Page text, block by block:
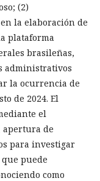
(2)
la elaboración de
plataforma
brasileñas,
administrativos
la ocurrencia de
de 2024. El
el
de
para investigar
puede
como